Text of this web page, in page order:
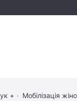
+ Мобілізація